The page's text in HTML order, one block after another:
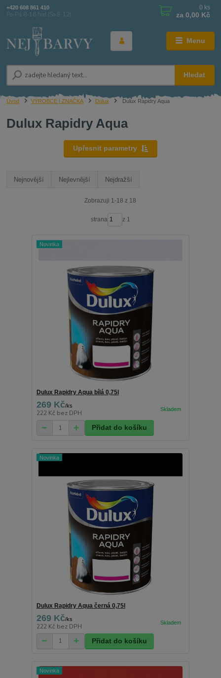
Menu
Hledat
+420 608 861 410
Po-Pá 8-16 hod (So 8-12)
0 ks
za 0,00 Kč
Úvod VÝROBCE | ZNAČKA Dulux Dulux Rapidry Aqua
Dulux Rapidry Aqua
Upřesnit parametry
Nejnovější Nejlevnější Nejdražší
Zobrazuji 1-18 z 18
strana z 1
Novinka
Dulux Rapidry Aqua bílá 0,75l
269 Kč/ks
222 Kč bez DPH
Přidat do košíku
Novinka
Dulux Rapidry Aqua černá 0,75l
269 Kč/ks
222 Kč bez DPH
Přidat do košíku
Novinka